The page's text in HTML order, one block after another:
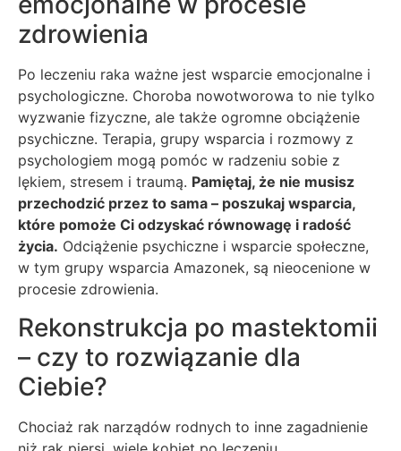
zdrowienia
Po leczeniu raka ważne jest wsparcie emocjonalne i
psychologiczne. Choroba nowotworowa to nie tylko
wyzwanie fizyczne, ale także ogromne obciążenie
psychiczne. Terapia, grupy wsparcia i rozmowy z
psychologiem mogą pomóc w radzeniu sobie z
lękiem, stresem i traumą. Pamiętaj, że nie musisz
przechodzić przez to sama – poszukaj wsparcia,
które pomoże Ci odzyskać równowagę i radość
życia. Odciążenie psychiczne i wsparcie społeczne,
w tym grupy wsparcia Amazonek, są nieocenione w
procesie zdrowienia.
Rekonstrukcja po mastektomii
– czy to rozwiązanie dla
Ciebie?
Chociaż rak narządów rodnych to inne zagadnienie